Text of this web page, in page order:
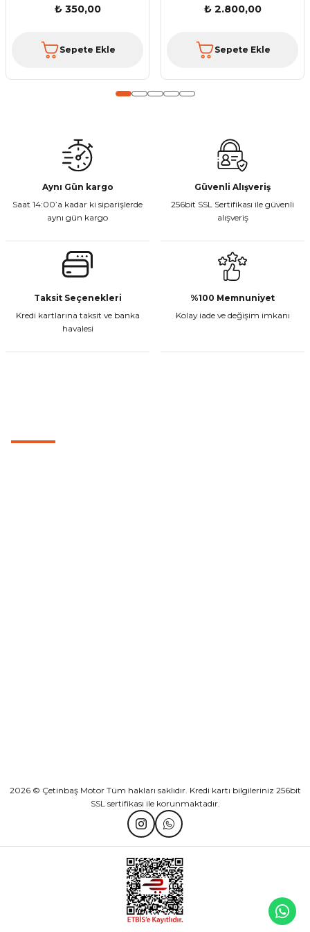
Bu ürüne benzer farklı alternatifler olmalı.
₺ 350,00
Sepete Ekle
₺ 2.800,00
Sepete Ekle
Aynı Gün kargo
Saat 14:00’a kadar ki siparişlerde
aynı gün kargo
Güvenli Alışveriş
256bit SSL Sertifikası ile güvenli
alışveriş
Taksit Seçenekleri
Kredi kartlarına taksit ve banka
havalesi
%100 Memnuniyet
Kolay iade ve değişim imkanı
2026 © Çetinbaş Motor Tüm hakları saklıdır. Kredi kartı bilgileriniz 256bit
SSL sertifikası ile korunmaktadır.